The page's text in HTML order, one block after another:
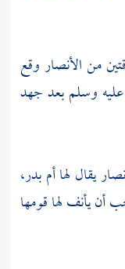
منالأنصاروقع
عليه وسلم بعد جهد
يقال لهاأم بدر،
أن يأنف لها قومها